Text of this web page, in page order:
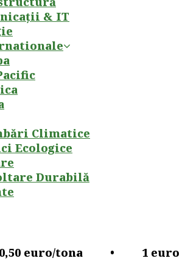
& IT
Climatice
Ecologice
Durabilă
euro/tona • 1 euro